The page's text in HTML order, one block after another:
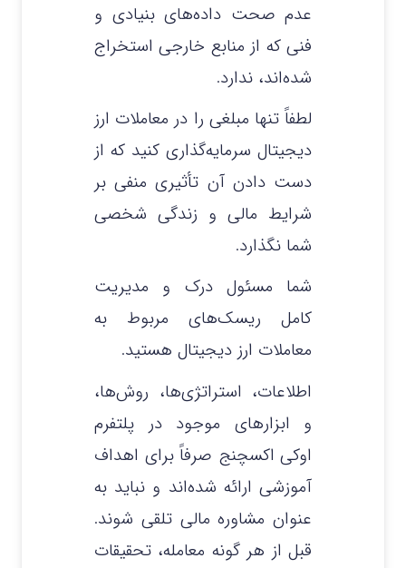
عدم صحت داده‌های بنیادی و
فنی که از منابع خارجی استخراج
شده‌اند، ندارد.
لطفاً تنها مبلغی را در معاملات ارز
دیجیتال سرمایه‌گذاری کنید که از
دست دادن آن تأثیری منفی بر
شرایط مالی و زندگی شخصی
شما نگذارد.
شما مسئول درک و مدیریت
کامل ریسک‌های مربوط به
معاملات ارز دیجیتال هستید.
اطلاعات، استراتژی‌ها، روش‌ها،
و ابزارهای موجود در پلتفرم
اوکی اکسچنج صرفاً برای اهداف
آموزشی ارائه شده‌اند و نباید به
عنوان مشاوره مالی تلقی شوند.
قبل از هر گونه معامله، تحقیقات